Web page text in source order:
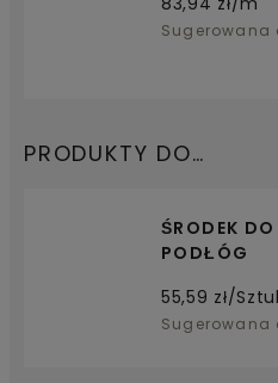
Sugerowana
PRODUKTY DO
ŚRODEK
PODŁÓG
55,59 zł/
Sugerowana